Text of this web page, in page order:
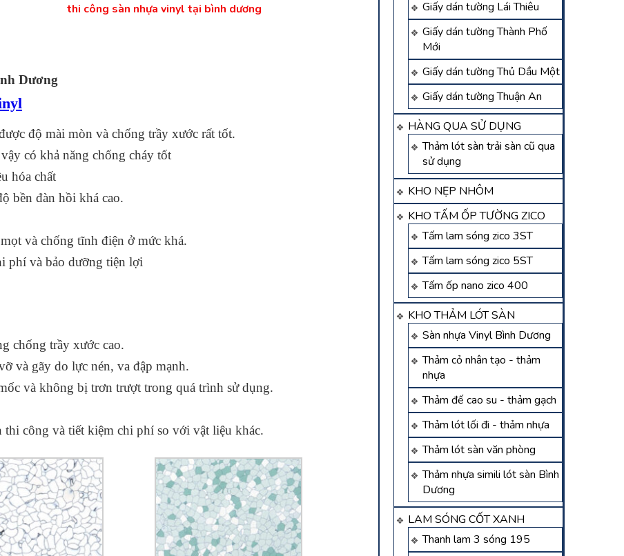
Giấy dán tường Lái Thiêu
Giấy dán tường Thành Phố
Mới
Giấy dán tường Thủ Dầu Một
Giấy dán tường Thuận An
HÀNG QUA SỬ DỤNG
Thảm lót sàn trải sàn cũ qua
sử dụng
KHO NẸP NHÔM
KHO TẤM ỐP TƯỜNG ZICO
Tấm lam sóng zico 3ST
Tấm lam sóng zico 5ST
Tấm ốp nano zico 400
KHO THẢM LÓT SÀN
Sàn nhựa Vinyl Bình Dương
Thảm cỏ nhân tạo - thảm
nhựa
Thảm đế cao su - thảm gạch
Thảm lót lối đi - thảm nhựa
Thảm lót sàn văn phòng
Thảm nhựa simili lót sàn Bình
Dương
LAM SÓNG CỐT XANH
Thanh lam 3 sóng 195
thi công sàn nhựa vinyl tại bình dương
Dương
độ mài mòn và chống trầy xước rất tốt.
có khả năng chống cháy tốt
hóa chất
bền đàn hồi khá cao.
và chống tĩnh điện ở mức khá.
phí và bảo dưỡng tiện lợi
chống trầy xước cao.
và gãy do lực nén, va đập mạnh.
và không bị trơn trượt trong quá trình sử dụng.
công và tiết kiệm chi phí so với vật liệu khác.